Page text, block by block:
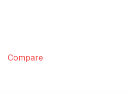
Compare